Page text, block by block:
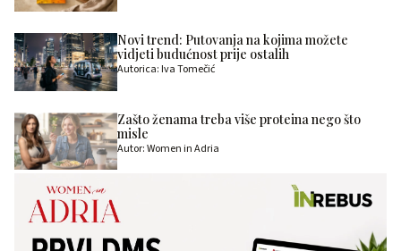
Novi trend: Putovanja na kojima možete
vidjeti budućnost prije ostalih
Autorica: Iva Tomečić
Zašto ženama treba više proteina nego što
misle
Autor: Women in Adria